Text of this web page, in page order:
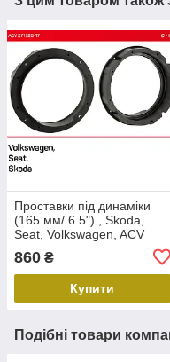
Проставки під динаміки
(165 мм/ 6.5") , Skoda,
Seat, Volkswagen, ACV
860 ₴
Купити
Подібні товари